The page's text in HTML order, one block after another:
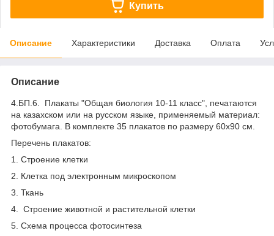
Купить
Описание Характеристики Доставка Оплата
Описание
4.БП.6. Плакаты "Общая биология 10-11 класс", печатаются
на казахском или на русском языке, применяемый материал:
фотобумага. В комплекте 35 плакатов по размеру 60х90 см.
Перечень плакатов:
1. Строение клетки
2. Клетка под электронным микроскопом
3. Ткань
4. Строение животной и растительной клетки
5. Схема процесса фотосинтеза